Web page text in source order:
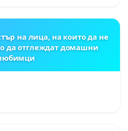
на лица, на които да не
да отглеждат домашни